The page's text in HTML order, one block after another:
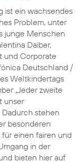
ist ein wachsendes
Problem, unter
junge Menschen
Daiber,
und Corporate
Deutschland /
Weltkindertags
„Jeder zweite
unser
stehen
besonderen
einen fairen und
in der
bieten hier auf